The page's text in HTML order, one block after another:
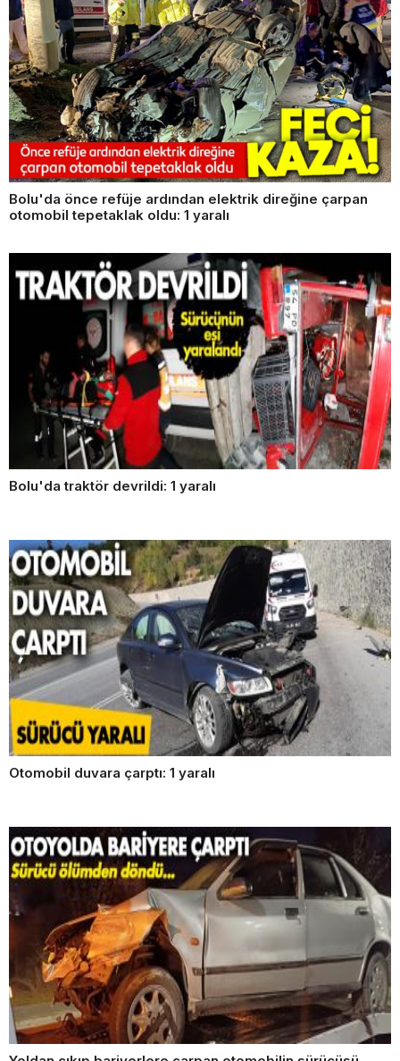
Bolu'da önce refüje ardından elektrik direğine çarpan
otomobil tepetaklak oldu: 1 yaralı
Bolu'da traktör devrildi: 1 yaralı
Otomobil duvara çarptı: 1 yaralı